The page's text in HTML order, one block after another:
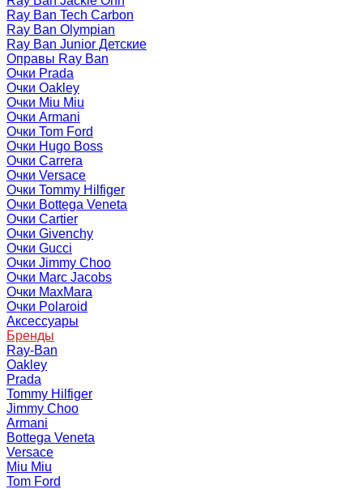
Ray Ban Tech Carbon
Ray Ban Olympian
Ray Ban Junior Детские
Оправы Ray Ban
Очки Prada
Очки Oakley
Очки Miu Miu
Очки Armani
Очки Tom Ford
Очки Hugo Boss
Очки Carrera
Очки Versace
Очки Tommy Hilfiger
Очки Bottega Veneta
Очки Cartier
Очки Givenchy
Очки Gucci
Очки Jimmy Choo
Очки Marc Jacobs
Очки MaxMara
Очки Polaroid
Аксессуары
Бренды
Ray-Ban
Oakley
Prada
Tommy Hilfiger
Jimmy Choo
Armani
Bottega Veneta
Versace
Miu Miu
Tom Ford